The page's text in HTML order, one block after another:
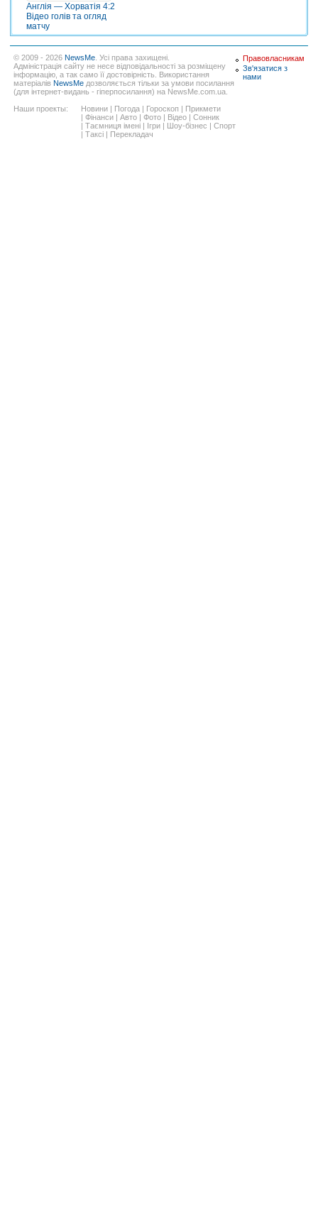
Англія — Хорватія 4:2
Відео голів та огляд
матчу
© 2009 - 2026 NewsMe . Усі права захищені.
Адміністрація сайту не несе відповідальності за розміщену
інформацію, а так само її достовірність. Використання
матеріалів NewsMe дозволяється тільки за умови посилання
(для інтернет-видань - гіперпосилання) на NewsMe.com.ua.
Наши проекты:
Новини | Погода | Гороскоп | Прикмети
| Фінанси | Авто | Фото | Відео | Сонник
| Таємниця імені | Ігри | Шоу-бізнес | Спорт
| Таксі | Перекладач
Правовласникам
Зв'язатися з
нами